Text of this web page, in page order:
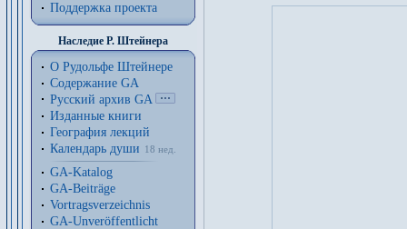
Поддержка проекта
Наследие Р. Штейнера
О Рудольфе Штейнере
Содержание GA
Русский архив GA
Изданные книги
География лекций
Календарь души
18 нед.
GA-Katalog
GA-Beiträge
Vortragsverzeichnis
GA-Unveröffentlicht